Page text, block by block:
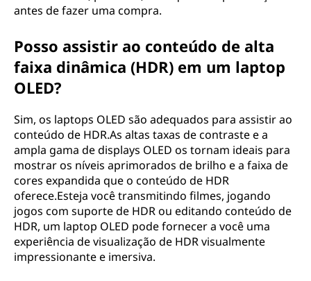
antes de fazer uma compra.
Posso assistir ao conteúdo de alta
faixa dinâmica (HDR) em um laptop
OLED?
Sim, os laptops OLED são adequados para assistir ao
conteúdo de HDR.As altas taxas de contraste e a
ampla gama de displays OLED os tornam ideais para
mostrar os níveis aprimorados de brilho e a faixa de
cores expandida que o conteúdo de HDR
oferece.Esteja você transmitindo filmes, jogando
jogos com suporte de HDR ou editando conteúdo de
HDR, um laptop OLED pode fornecer a você uma
experiência de visualização de HDR visualmente
impressionante e imersiva.